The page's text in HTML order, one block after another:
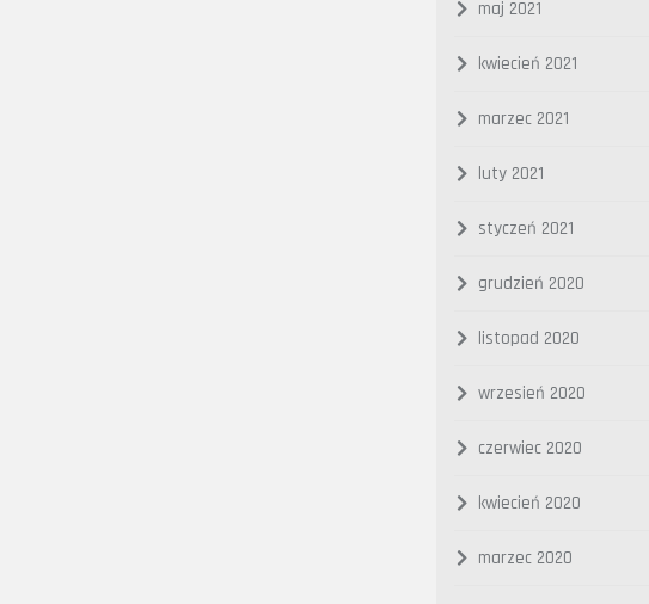
maj 2021
kwiecień 2021
marzec 2021
luty 2021
styczeń 2021
grudzień 2020
listopad 2020
wrzesień 2020
czerwiec 2020
kwiecień 2020
marzec 2020